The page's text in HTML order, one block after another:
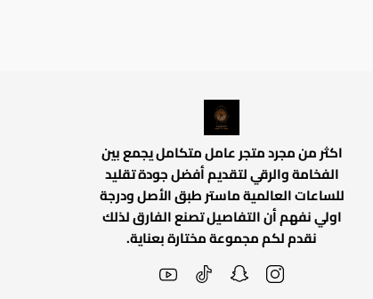
اكثر من مجرد متجر عامل متكامل يجمع بين
الفخامة والرقي لتقديم أفضل جودة تقليد
للساعات العالمية ماستر طبق الأصل ودرجة
اولي نفهم أن التفاصيل تصنع الفارق لذلك
نقدم لكم مجموعة مختارة بعناية.